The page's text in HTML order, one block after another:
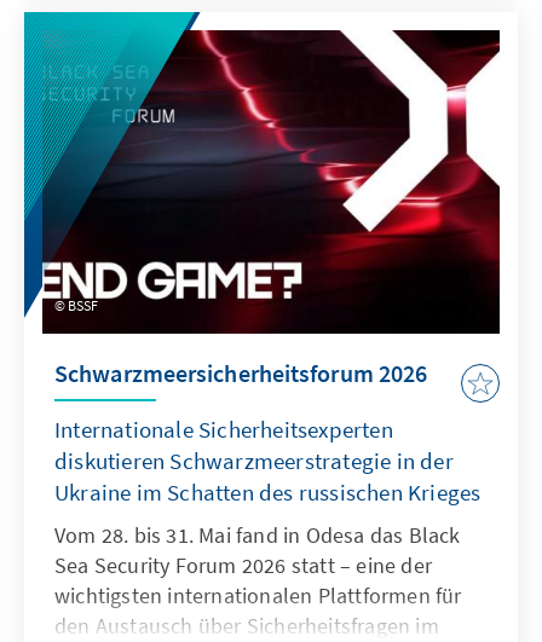
organisiert und wurde von heutigen
deutschen Außenminister Johann Wadephul
initiiert, der auch dieses Jahr anwesend war.
Lesya Orobets von der ukrainischen NGO
„Price of Freedom“ und ehemalige
Abgeordnete diskutierten gemeinsam mit
Niclas Herbst aus dem Europäischen
Parlament, Vizeadmiral Jeffrey Anderson, dem
Kommandeur der 6. US-Flotte sowie weiteren
Experten unter anderem über
Drohnenkriegführung zur See, die
und Europas Verteidigungsfähigkeit
gemeinsam mit der Ukraine.
BSSF
Schwarzmeersicherheitsforum 2026
Internationale Sicherheitsexperten
diskutieren Schwarzmeerstrategie in der
Ukraine im Schatten des russischen Krieges
Vom 28. bis 31. Mai fand in Odesa das Black
Sea Security Forum 2026 statt – eine der
wichtigsten internationalen Plattformen für
den Austausch über Sicherheitsfragen im